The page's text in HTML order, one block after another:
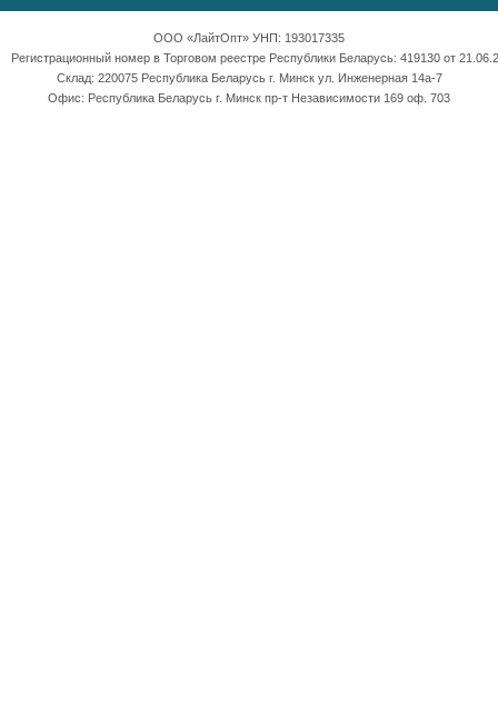
ООО «ЛайтОпт» УНП: 193017335
Регистрационный номер в Торговом реестре Республики Беларусь: 419130 от
Склад: 220075 Республика Беларусь г. Минск ул. Инженерная 14а-7
Офис: Республика Беларусь г. Минск пр-т Независимости 169 оф. 703